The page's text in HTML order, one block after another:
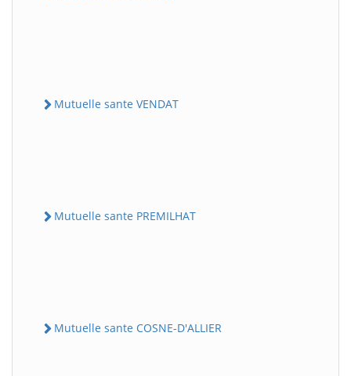
Mutuelle sante VENDAT
Mutuelle sante PREMILHAT
Mutuelle sante COSNE-D'ALLIER